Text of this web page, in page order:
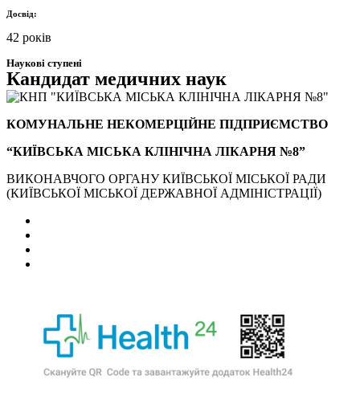
Досвід:
42 років
Наукові ступені
Кандидат медичних наук
КОМУНАЛЬНЕ НЕКОМЕРЦІЙНЕ ПІДПРИЄМСТВО
“КИЇВСЬКА МІСЬКА КЛІНІЧНА ЛІКАРНЯ №8”
ВИКОНАВЧОГО ОРГАНУ КИЇВСЬКОЇ МІСЬКОЇ РАДИ
(КИЇВСЬКОЇ МІСЬКОЇ ДЕРЖАВНОЇ АДМІНІСТРАЦІЇ)